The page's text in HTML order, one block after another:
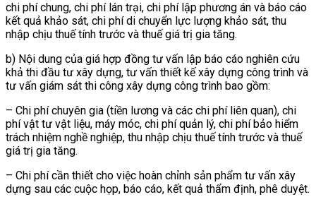
chi phí chung, chi phí lán trại, chi phí lập phương án và báo cáo
kết quả khảo sát, chi phí di chuyển lực lượng khảo sát, thu
nhập chịu thuế tính trước và thuế giá trị gia tăng.
b) Nội dung của giá hợp đồng tư vấn lập báo cáo nghiên cứu
khả thi đầu tư xây dựng, tư vấn thiết kế xây dựng công trình và
tư vấn giám sát thi công xây dựng công trình bao gồm:
– Chi phí chuyên gia (tiền lương và các chi phí liên quan), chi
phí vật tư vật liệu, máy móc, chi phí quản lý, chi phí bảo hiểm
trách nhiệm nghề nghiệp, thu nhập chịu thuế tính trước và thuế
giá trị gia tăng.
– Chi phí cần thiết cho việc hoàn chỉnh sản phẩm tư vấn xây
dựng sau các cuộc họp, báo cáo, kết quả thẩm định, phê duyệt.